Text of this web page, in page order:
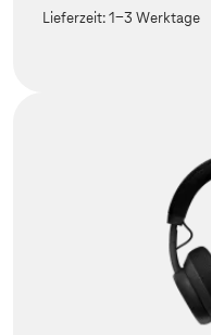
Lieferzeit:1-3 Werktage